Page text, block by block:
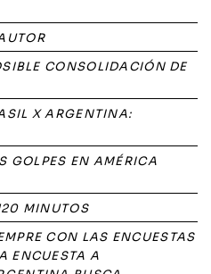
CONSOLIDACIÓN DE
X ARGENTINA:
GOLPES EN AMÉRICA
MINUTOS
CON LAS ENCUESTAS
ENCUESTA A